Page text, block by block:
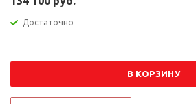
Достаточно
В КОРЗИНУ